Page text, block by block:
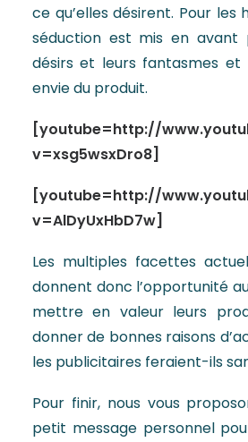
ce qu’elles désirent. Pour les
séduction est mis en avant
désirs et leurs fantasmes et
envie du produit.
[youtube=http://
v=xsg5wsxDro8]
[youtube=http://
v=AlDyUxHbD7w]
Les multiples facettes
donnent donc l’opportunité
mettre en valeur leurs
donner de bonnes raisons
les publicitaires feraient-ils
Pour finir, nous vous
petit message personnel